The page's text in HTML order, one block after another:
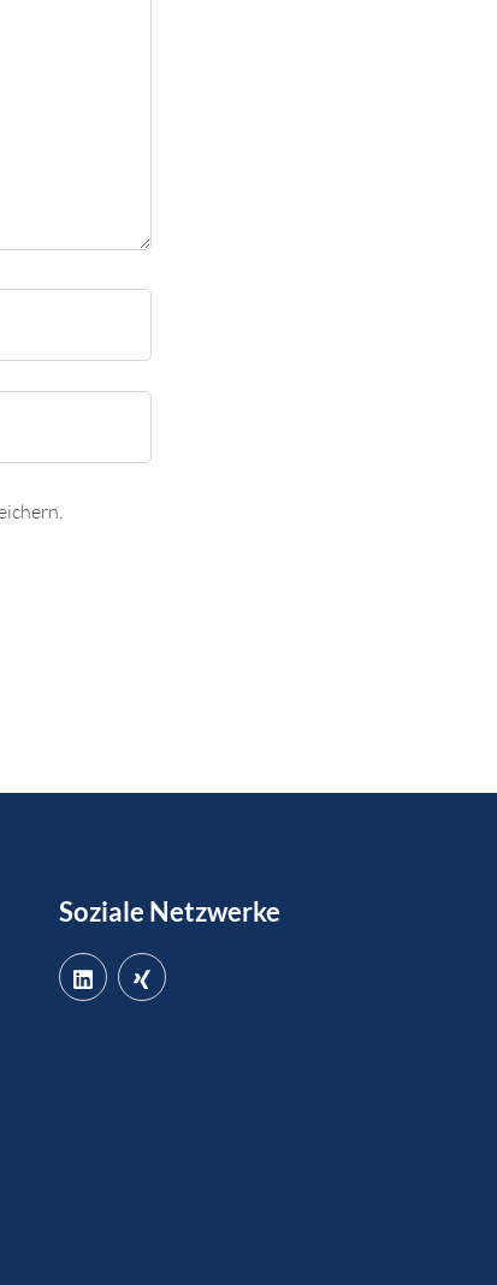
Soziale Netzwerke